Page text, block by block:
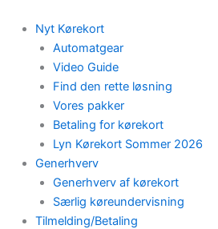
content
Nyt Kørekort
Automatgear
Video Guide
Find den rette løsning
Vores pakker
Betaling for kørekort
Lyn Kørekort Sommer 2026
Generhverv
Generhverv af kørekort
Særlig køreundervisning
Tilmelding/Betaling